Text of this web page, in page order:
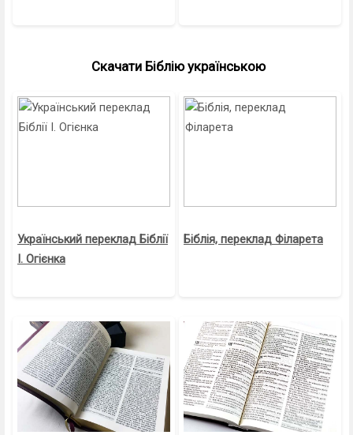
Скачати Біблію українською
Український переклад Біблії
І. Огієнка
Біблія, переклад Філарета